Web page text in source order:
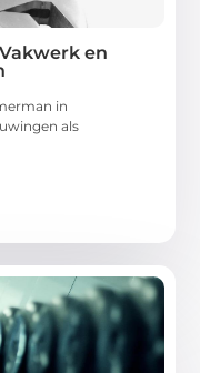
en
in
als